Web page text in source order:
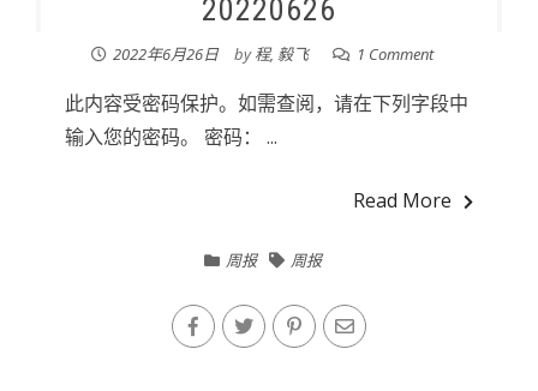
20220626
2022年6月26日 by程, 毅飞 1 Comment
此内容受密码保护。如需查阅，请在下列字段中
输入您的密码。 密码： ...
Read More
周报 周报